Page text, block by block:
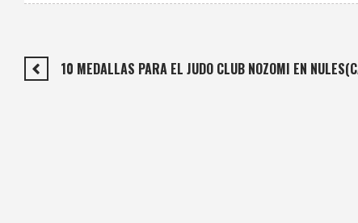
10 MEDALLAS PARA EL JUDO CLUB NOZOMI EN